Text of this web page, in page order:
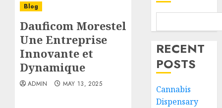
Blog
Dauficom Morestel
Une Entreprise
Innovante et
Dynamique
ADMIN MAY 13, 2025
RECENT
POSTS
Cannabis
Dispensary